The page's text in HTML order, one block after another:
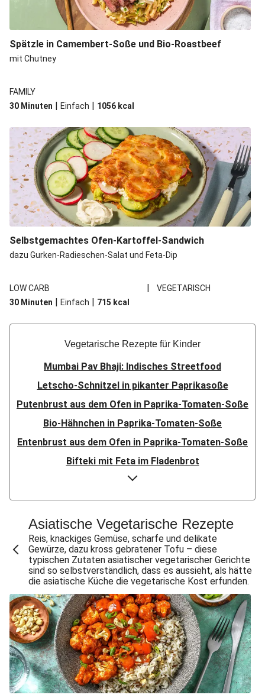
Spätzle in Camembert-Soße und Bio-Roastbeef
mit Chutney
FAMILY
30 Minuten | Einfach | 1056 kcal
Selbstgemachtes Ofen-Kartoffel-Sandwich
dazu Gurken-Radieschen-Salat und Feta-Dip
LOW CARB |
VEGETARISCH
30 Minuten | Einfach | 715 kcal
Vegetarische Rezepte für Kinder
Mumbai Pav Bhaji: Indisches Streetfood
Letscho-Schnitzel in pikanter Paprikasoße
Putenbrust aus dem Ofen in Paprika-Tomaten-Soße
Bio-Hähnchen in Paprika-Tomaten-Soße
Entenbrust aus dem Ofen in Paprika-Tomaten-Soße
Bifteki mit Feta im Fladenbrot
Doppelt Putenbrust aus dem Ofen
Bio-Hähnchen in Paprika-Tomaten-Soße
Speckknödel auf warmem Krautsalat
Crispy Chicken & Pommes aus dem Air-Fryer
Doppelt Chicken & Pommes aus dem Air-Fryer
Bio-Rindersteak in dunkler Zwiebelsoße
Knödel mit doppelt Bacon auf warmem Krautsalat
Gewürzte Aubergine mit Bulgur
Doppelt Lammhack-Köfte mit Dilldip
Crispy Schweinesteak & Pommes aus dem Air-Fryer
Bio-Schweinemedaillons in dunkler Zwiebelsoße
Klassisches Gulasch mit doppelt Schweinefilet
Asiatische Vegetarische Rezepte
Reis, knackiges Gemüse, scharfe und delikate
Gewürze, dazu kross gebratener Tofu – diese
typischen Zutaten asiatischer vegetarischer Gerichte
sind so selbstverständlich, dass es aussieht, als hätte
die asiatische Küche die vegetarische Kost erfunden.